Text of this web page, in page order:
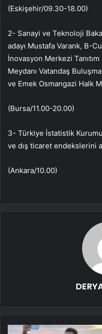
(Eskişehir/09.30-18.00)
2- Sanayi ve Teknoloji
adayı Mustafa Varank, B-
İnovasyon Merkezi Tanıtım
Meydanı Vatandaş
ve Emek Osmangazi Halk
(Bursa/11.00-20.00)
3- Türkiye İstatistik
ve dış ticaret endekslerini
(Ankara/10.00)